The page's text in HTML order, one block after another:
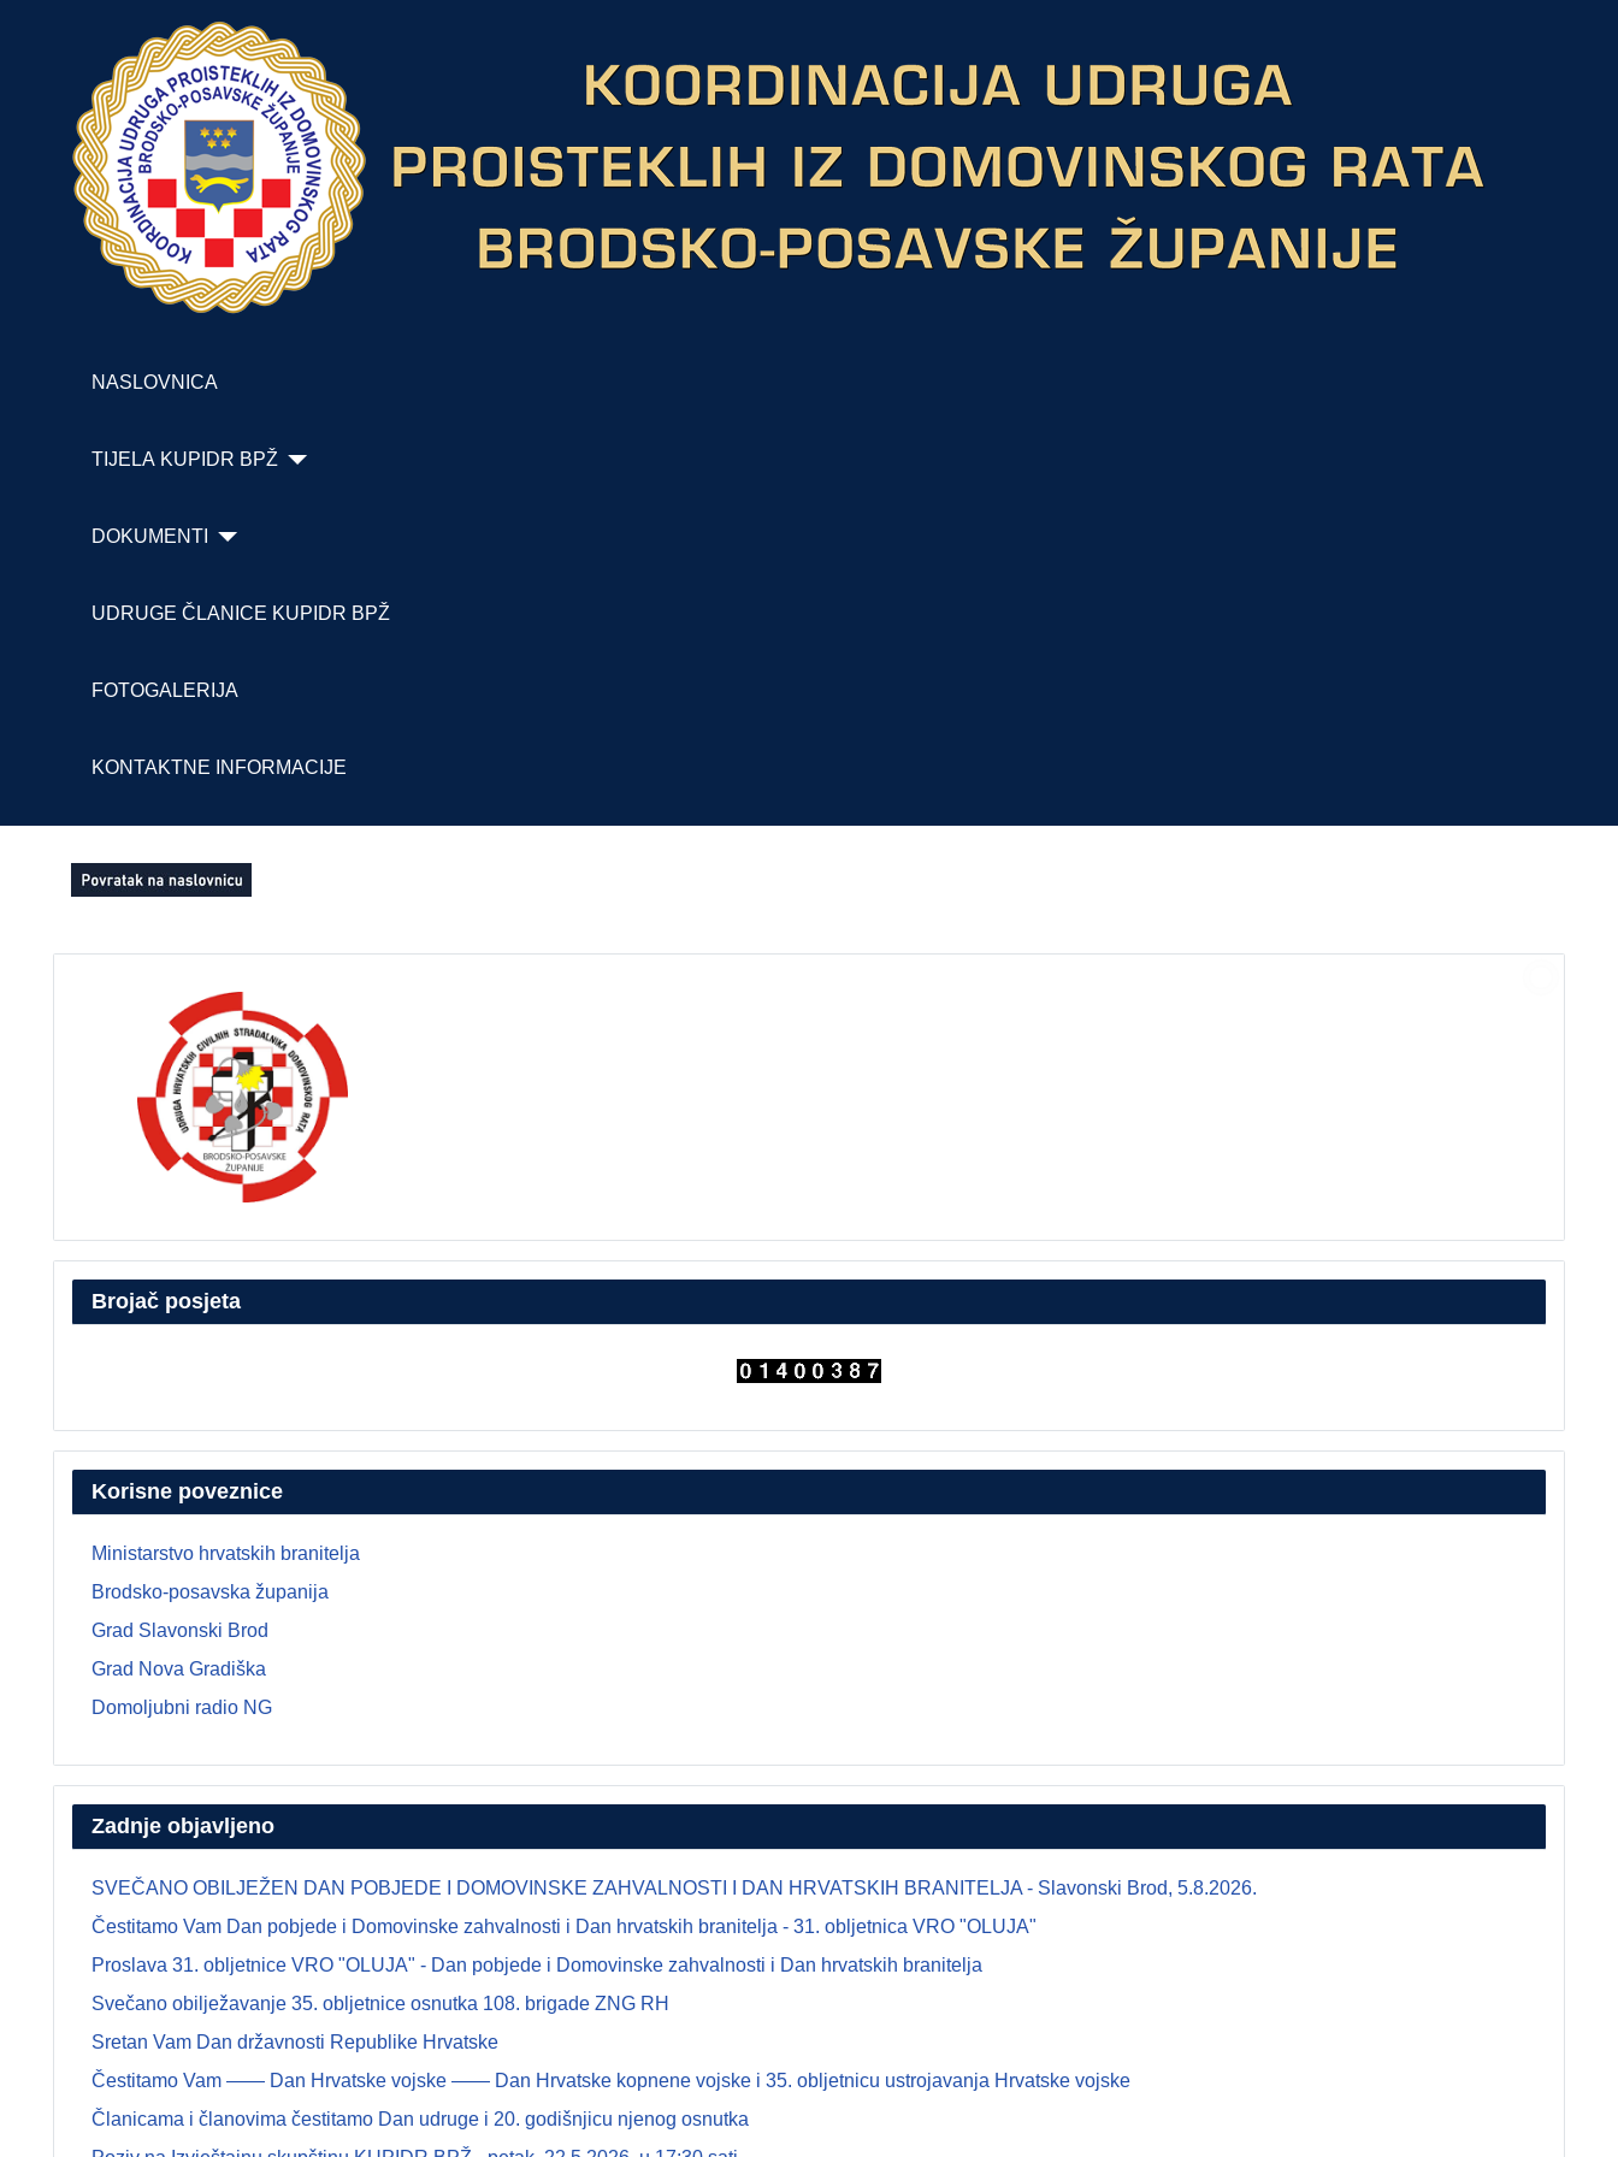
NASLOVNICA
TIJELA KUPIDR BPŽ
DOKUMENTI
UDRUGE ČLANICE KUPIDR BPŽ
FOTOGALERIJA
KONTAKTNE INFORMACIJE
Brojač posjeta
Korisne poveznice
Ministarstvo hrvatskih branitelja
Brodsko-posavska županija
Grad Slavonski Brod
Grad Nova Gradiška
Domoljubni radio NG
Zadnje objavljeno
SVEČANO OBILJEŽEN DAN POBJEDE I DOMOVINSKE ZAHVALNOSTI I DAN HRVATSKIH BRANITELJA - Slavonski Brod, 5.8.2026.
Čestitamo Vam Dan pobjede i Domovinske zahvalnosti i Dan hrvatskih branitelja - 31. obljetnica VRO "OLUJA"
Proslava 31. obljetnice VRO "OLUJA" - Dan pobjede i Domovinske zahvalnosti i Dan hrvatskih branitelja
Svečano obilježavanje 35. obljetnice osnutka 108. brigade ZNG RH
Sretan Vam Dan državnosti Republike Hrvatske
Čestitamo Vam —— Dan Hrvatske vojske —— Dan Hrvatske kopnene vojske i 35. obljetnicu ustrojavanja Hrvatske vojske
Članicama i članovima čestitamo Dan udruge i 20. godišnjicu njenog osnutka